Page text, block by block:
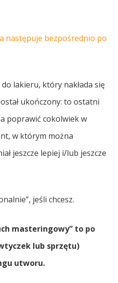
następuje bezpośrednio po
lakieru, który nakłada się
ukończony: to ostatni
poprawić cokolwiek w
w którym można
jeszcze lepiej i/lub jeszcze
jeśli chcesz.
masteringowy” to po
lub sprzętu)
utworu.